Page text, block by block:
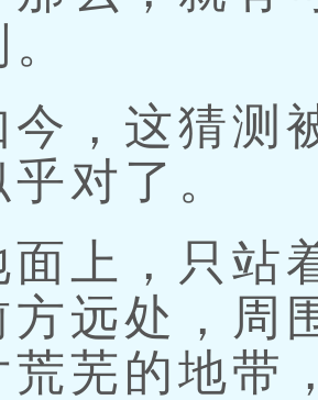
这猜测被
对了。
，只站着
方远处，周
荒芜的地带